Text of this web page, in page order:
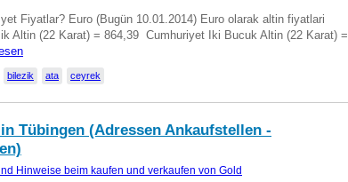
Fiyatlar? Euro (Bugün 10.01.2014) Euro olarak altin fiyatlari
Altin (22 Karat) = 864,39  Cumhuriyet Iki Bucuk Altin (22 Karat) =
bilezik ata ceyrek
Tübingen (Adressen Ankaufstellen -
Hinweise beim kaufen und verkaufen von Gold